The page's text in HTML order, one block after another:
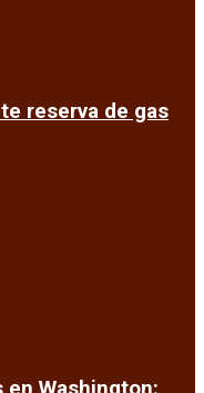
reserva de gas